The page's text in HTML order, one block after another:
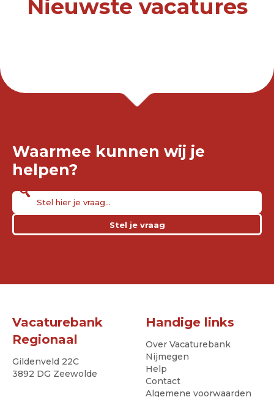
Nieuwste vacatures
Waarmee kunnen wij je
helpen?
Stel je vraag
Vacaturebank
Regionaal
Gildenveld 22C
3892 DG Zeewolde
Handige links
Over Vacaturebank
Nijmegen
Help
Contact
Algemene voorwaarden